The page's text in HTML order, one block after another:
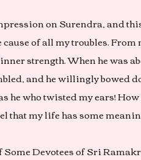
on Surendra, and
cause of all my troubles.
strength. When he was
and he willingly bowed
he who twisted my ears!
that my life has some
Devotees of Sri